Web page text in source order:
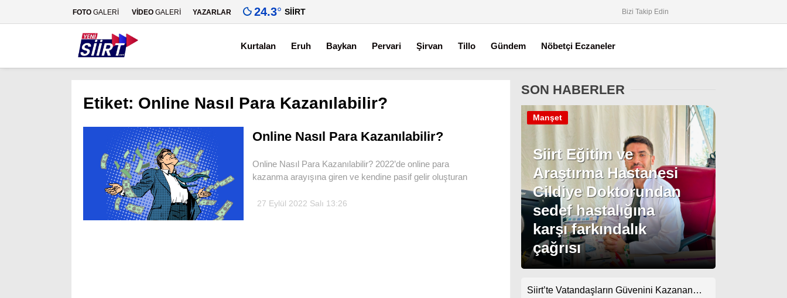
Gündem
FOTO GALERİ VİDEO GALERİ YAZARLAR 24.3° SIIRT Bizi Takip Edin
Kurtalan Eruh Baykan Pervari Şirvan Tillo Gündem Nöbetçi Eczaneler
Etiket: Online Nasıl Para Kazanılabilir?
Online Nasıl Para Kazanılabilir?
Online Nasıl Para Kazanılabilir? 2022’de online para
kazanma arayışına giren ve kendine pasif gelir oluşturan
27 Eylül 2022 Salı 13:26
SON HABERLER
Siirt Eğitim ve
Araştırma Hastanesi
Cildiye Doktorundan
sedef hastalığına
karşı farkındalık
çağrısı
Manşet
Siirt’te Vatandaşların Güvenini Kazanan